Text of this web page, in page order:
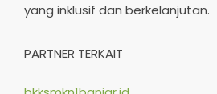
yang inklusif dan berkelanjutan.​
PARTNER TERKAIT